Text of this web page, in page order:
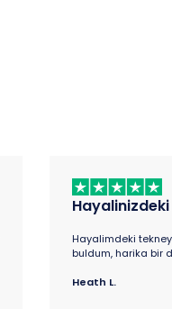
Hayalimdeki
buldum, harika bir
Heath L.